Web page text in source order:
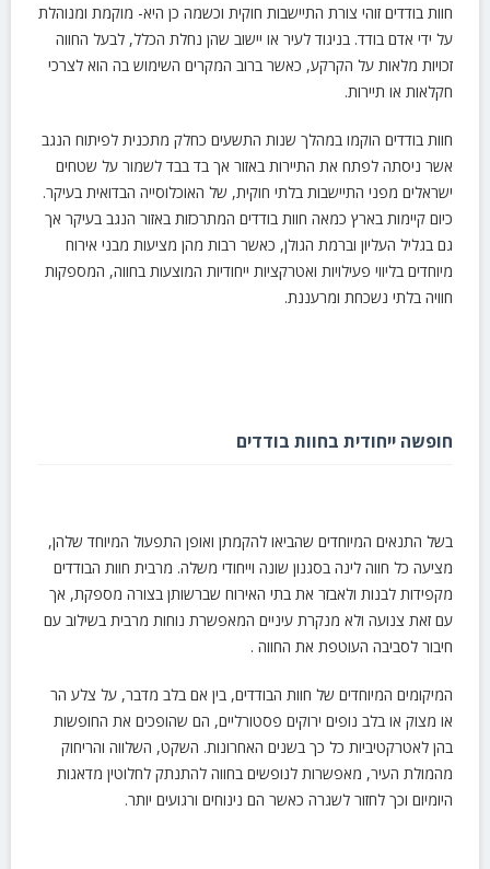
חוות בודדים זוהי צורת התיישבות חוקית וכשמה כן היא- מוקמת ומנוהלת
על ידי אדם בודד. בניגוד לעיר או יישוב שהן נחלת הכלל, לבעל החווה
זכויות מלאות על הקרקע, כאשר ברוב המקרים השימוש בה הוא לצרכי
חקלאות או תיירות.
חוות בודדים הוקמו במהלך שנות התשעים כחלק מתכנית לפיתוח הנגב
אשר ניסתה לפתח את התיירות באזור אך בד בבד לשמור על שטחים
ישראלים מפני התיישבות בלתי חוקית, של האוכלוסייה הבדואית בעיקר.
כיום קיימות בארץ כמאה חוות בודדים המתרכזות באזור הנגב בעיקר אך
גם בגליל העליון וברמת הגולן, כאשר רבות מהן מציעות מבני אירוח
מיוחדים בליווי פעילויות ואטרקציות ייחודיות המוצעות בחווה, המספקות
חוויה בלתי נשכחת ומרעננת.
חופשה ייחודית בחוות בודדים
בשל התנאים המיוחדים שהביאו להקמתן ואופן התפעול המיוחד שלהן,
מציעה כל חווה לינה בסגנון שונה וייחודי משלה. מרבית חוות הבודדים
מקפידות לבנות ולאבזר את בתי האירוח שברשותן בצורה מספקת, אך
עם זאת צנועה ולא מנקרת עיניים המאפשרת נוחות מרבית בשילוב עם
חיבור לסביבה העוטפת את החווה .
המיקומים המיוחדים של חוות הבודדים, בין אם בלב מדבר, על צלע הר
או מצוק או בלב נופים ירוקים פסטורליים, הם שהופכים את החופשות
בהן לאטרקטיביות כל כך בשנים האחרונות. השקט, השלווה והריחוק
מהמולת העיר, מאפשרות לנופשים בחווה להתנתק לחלוטין מדאגות
היומיום וכך לחזור לשגרה כאשר הם נינוחים ורגועים יותר.